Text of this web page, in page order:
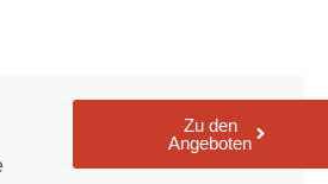
Zu den
Angeboten